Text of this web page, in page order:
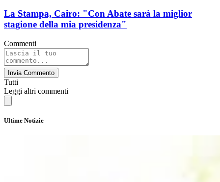
La Stampa, Cairo: "Con Abate sarà la miglior
stagione della mia presidenza"
Commenti
Invia Commento
Tutti
Leggi altri commenti
Ultime Notizie